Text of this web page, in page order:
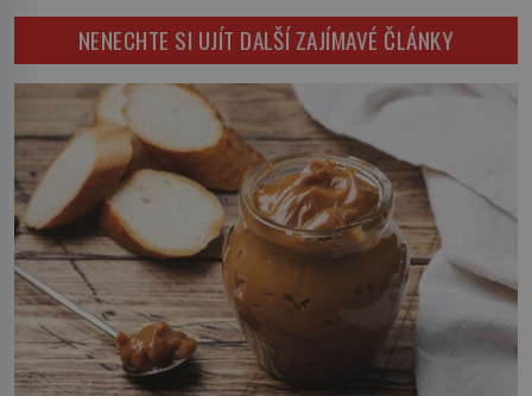
cigaretových náustků k nápadu,
který změní způsob pití po celém
[…]
rukou, na zádech nebo je nakládají
na povozy. Stačí přitom jediný
nápad, připevnit ke kufru kolečka.
Jenže právě ten nikdo dlouho
nedostane. Až jednou se na letišti
ozve věta, která změní […]
NENECHTE SI UJÍT DALŠÍ ZAJÍMAVÉ ČLÁNKY